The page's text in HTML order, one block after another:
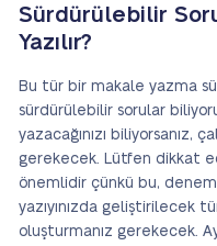
Sürdürülebilir
Yazılır?
Bu tür bir makale yazma
sürdürülebilir sorular
yazacağınızı biliyorsanız,
gerekecek. Lütfen dikkat
önemlidir çünkü bu,
yazıyınızda geliştirilecek
oluşturmanız gerekecek.